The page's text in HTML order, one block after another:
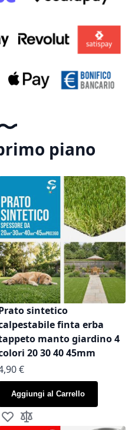
piano
sintetico
finta erba
manto giardino 4
20 30 40 45mm
low as
€
Aggiungi al Carrello
Aggiungi alla lista desideri
Aggiungi al confronto